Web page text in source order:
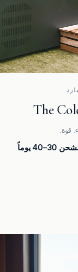
The
قوة.
30–40 يوماً